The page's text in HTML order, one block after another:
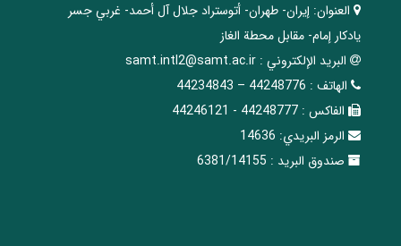
العنوان: إيران- طهران- أتوستراد جلال آل أحمد- غربي جسر
يادكار إمام- مقابل محطة الغاز
البريد الإلکتروني : samt.intl2@samt.ac.ir
الهاتف : 44248776 – 44234843
الفاکس : 44248777 - 44246121
الرمز البريدي: 14636
صندوق البريد : 6381/14155